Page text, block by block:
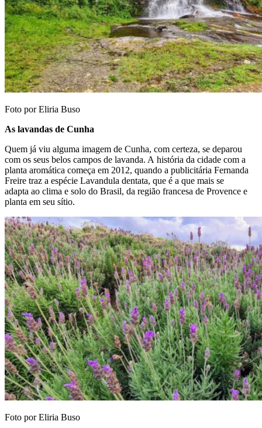
Foto por Eliria Buso
As lavandas de Cunha
Quem já viu alguma imagem de Cunha, com certeza, se deparou
com os seus belos campos de lavanda. A história da cidade com a
planta aromática começa em 2012, quando a publicitária Fernanda
Freire traz a espécie Lavandula dentata, que é a que mais se
adapta ao clima e solo do Brasil, da região francesa de Provence e
planta em seu sítio.
Foto por Eliria Buso